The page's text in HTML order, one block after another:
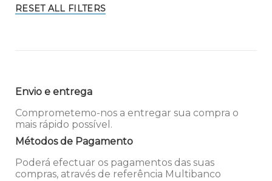
RESET ALL FILTERS
Envio e entrega
Comprometemo-nos a entregar sua compra o
mais rápido possível.
Métodos de Pagamento
Poderá efectuar os pagamentos das suas
compras, através de referência Multibanco